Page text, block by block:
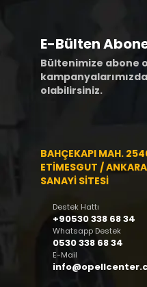
E-Bülten
Bültenimize abone
olabilirsiniz.
BAHÇEKAPI MAH.
ETİMESGUT /
SANAYİ SİTESİ
Destek Hattı
+90530 338 68 34
Whatsapp Destek
0530 338 68 34
E-Mail